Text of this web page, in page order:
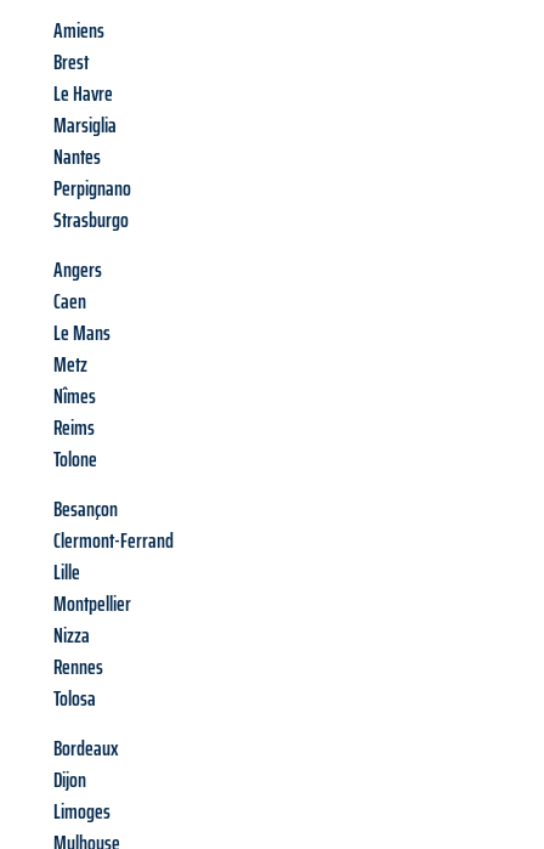
Amiens
Brest
Le Havre
Marsiglia
Nantes
Perpignano
Strasburgo
Angers
Caen
Le Mans
Metz
Nîmes
Reims
Tolone
Besançon
Clermont-Ferrand
Lille
Montpellier
Nizza
Rennes
Tolosa
Bordeaux
Dijon
Limoges